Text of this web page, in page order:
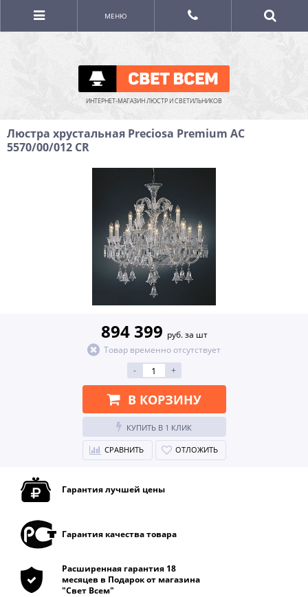
ИНТЕРНЕТ-МАГАЗИН ЛЮСТР И СВЕТИЛЬНИКОВ
МЕНЮ
Люстра хрустальная Preciosa Premium AC
5570/00/012 CR
894 399 руб. за шт
Товар временно отсутствует
-
+
В КОРЗИНУ
КУПИТЬ В 1 КЛИК
СРАВНИТЬ ОТЛОЖИТЬ
Гарантия лучшей цены
Гарантия качества товара
Расширенная гарантия 18
месяцев в Подарок от магазина
"Свет Всем"